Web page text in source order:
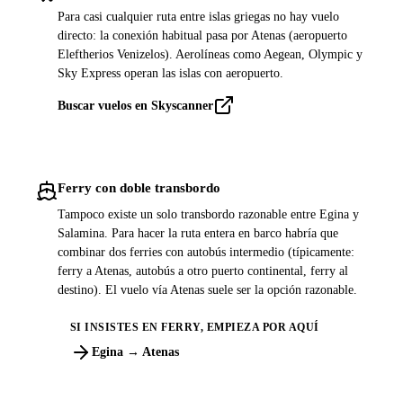
Para casi cualquier ruta entre islas griegas no hay vuelo
directo: la conexión habitual pasa por Atenas (aeropuerto
Eleftherios Venizelos). Aerolíneas como Aegean, Olympic y
Sky Express operan las islas con aeropuerto.
Buscar vuelos en Skyscanner
Ferry con doble transbordo
Tampoco existe un solo transbordo razonable entre Egina y
Salamina. Para hacer la ruta entera en barco habría que
combinar dos ferries con autobús intermedio (típicamente:
ferry a Atenas, autobús a otro puerto continental, ferry al
destino). El vuelo vía Atenas suele ser la opción razonable.
SI INSISTES EN FERRY, EMPIEZA POR AQUÍ
Egina → Atenas